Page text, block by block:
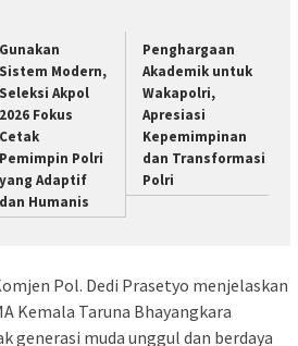
Gunakan
Sistem Modern,
Seleksi Akpol
2026 Fokus
Cetak
Pemimpin Polri
yang Adaptif
dan Humanis
Penghargaan
Akademik untuk
Wakapolri,
Apresiasi
Kepemimpinan
dan Transformasi
Polri
Pol. Dedi Prasetyo menjelaskan
Kemala Taruna Bhayangkara
generasi muda unggul dan berdaya